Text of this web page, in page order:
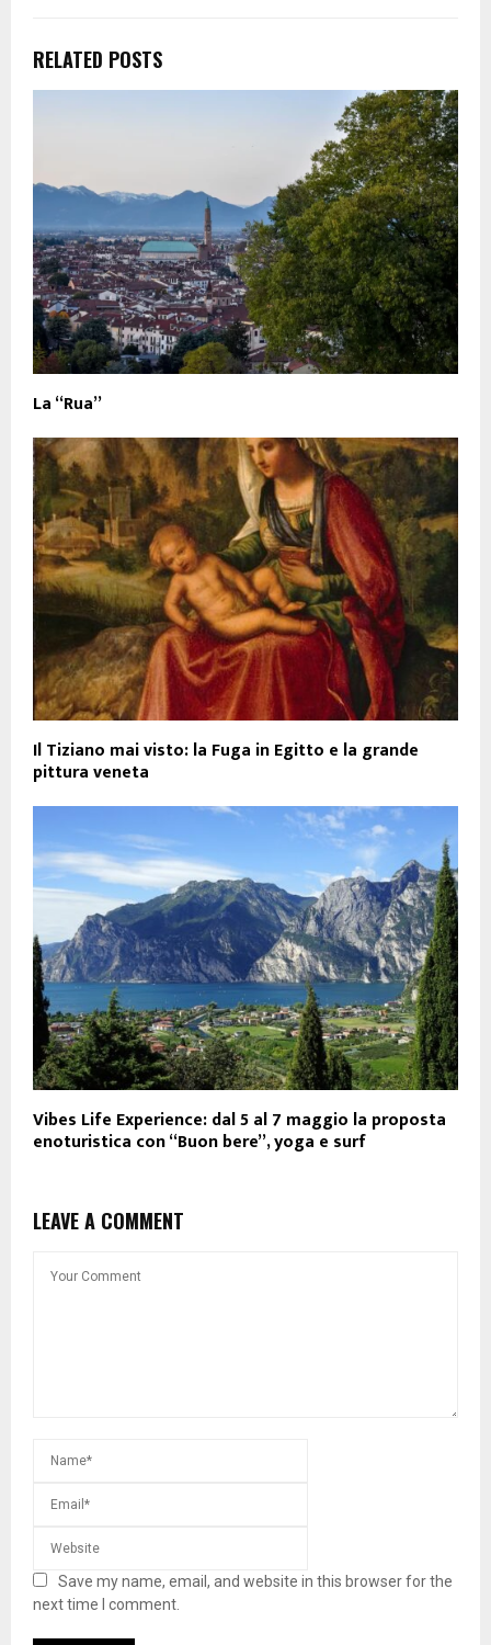
RELATED POSTS
La “Rua”
Il Tiziano mai visto: la Fuga in Egitto e la grande
pittura veneta
Vibes Life Experience: dal 5 al 7 maggio la proposta
enoturistica con “Buon bere”, yoga e surf
LEAVE A COMMENT
Save my name, email, and website in this browser for the
next time I comment.